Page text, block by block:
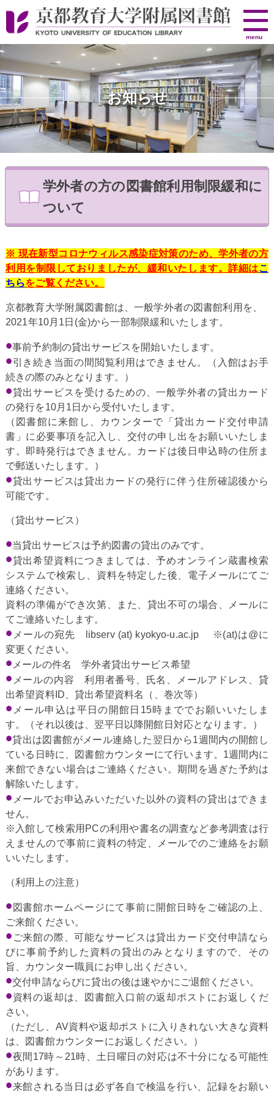
京
都
教
育
大
学
附
属
図
書
menu
お知らせ
学外者の方の図書館利用制限緩和に
ついて
※ 現在新型コロナウィルス感染症対策のため、学外者の方
利用を制限しておりましたが、緩和いたします。詳細はこ
ちらをご覧ください。
京都教育大学附属図書館は、一般学外者の図書館利用を、
2021年10月1日(金)から一部制限緩和いたします。
事前予約制の貸出サービスを開始いたします。
引き続き当面の間閲覧利用はできません。（入館はお手
続きの際のみとなります。）
貸出サービスを受けるための、一般学外者の貸出カード
の発行を10月1日から受付いたします。
（図書館に来館し、カウンターで「貸出カード交付申請
書」に必要事項を記入し、交付の申し出をお願いいたしま
す。即時発行はできません。カードは後日申込時の住所ま
で郵送いたします。）
貸出サービスは貸出カードの発行に伴う住所確認後から
可能です。
（貸出サービス）
当貸出サービスは予約図書の貸出のみです。
貸出希望資料につきましては、予めオンライン蔵書検索
システムで検索し、資料を特定した後、電子メールにてご
連絡ください。
資料の準備ができ次第、また、貸出不可の場合、メールに
てご連絡いたします。
メールの宛先 libserv (at) kyokyo-u.ac.jp ※(at)は@に
変更ください。
メールの件名 学外者貸出サービス希望
メールの内容 利用者番号、氏名、メールアドレス、貸
出希望資料ID、貸出希望資料名（、巻次等）
メール申込は平日の開館日15時まででお願いいたしま
す。（それ以後は、翌平日以降開館日対応となります。）
貸出は図書館がメール連絡した翌日から1週間内の開館し
ている日時に、図書館カウンターにて行います。1週間内に
来館できない場合はご連絡ください。期間を過ぎた予約は
解除いたします。
メールでお申込みいただいた以外の資料の貸出はできま
せん。
※入館して検索用PCの利用や書名の調査など参考調査は行
えませんので事前に資料の特定、メールでのご連絡をお願
いいたします。
（利用上の注意）
図書館ホームページにて事前に開館日時をご確認の上、
ご来館ください。
ご来館の際、可能なサービスは貸出カード交付申請なら
びに事前予約した資料の貸出のみとなりますので、その
旨、カウンター職員にお申し出ください。
交付申請ならびに貸出の後は速やかにご退館ください。
資料の返却は、図書館入口前の返却ポストにお返しくだ
さい。
（ただし、AV資料や返却ポストに入りきれない大きな資料
は、図書館カウンターにお返しください。）
夜間17時～21時、土日曜日の対応は不十分になる可能性
があります。
来館される当日は必ず各自で検温を行い、記録をお願い